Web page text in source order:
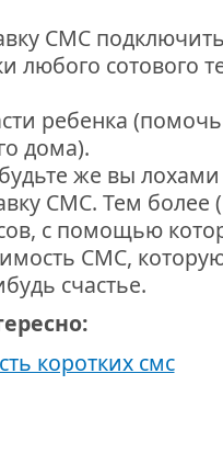
СМС
любого сотового
ребенка
дома).
же вы
СМС. Тем более
с помощью
СМС,
счастье.
коротких смс